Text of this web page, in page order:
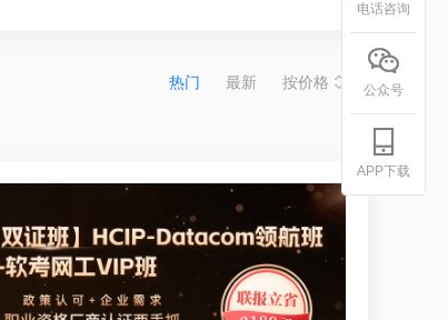
热门 最新 按价格
电话咨询
公众号
APP下载